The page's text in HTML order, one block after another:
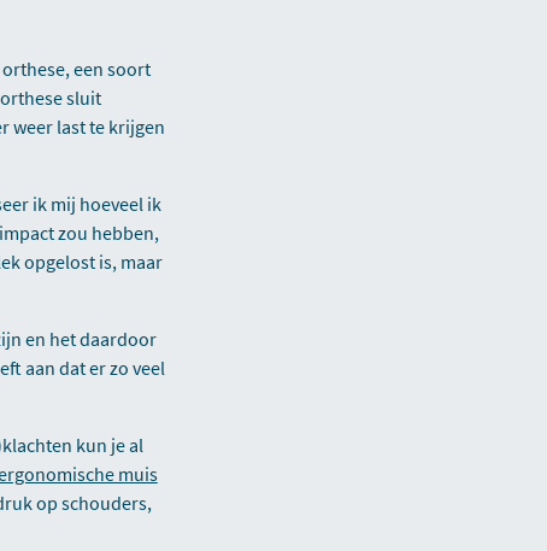
een soort
sluit
weer last te krijgen
ik mij hoeveel ik
zou hebben,
opgelost is, maar
en het daardoor
aan dat er zo veel
kun je al
muis
op schouders,